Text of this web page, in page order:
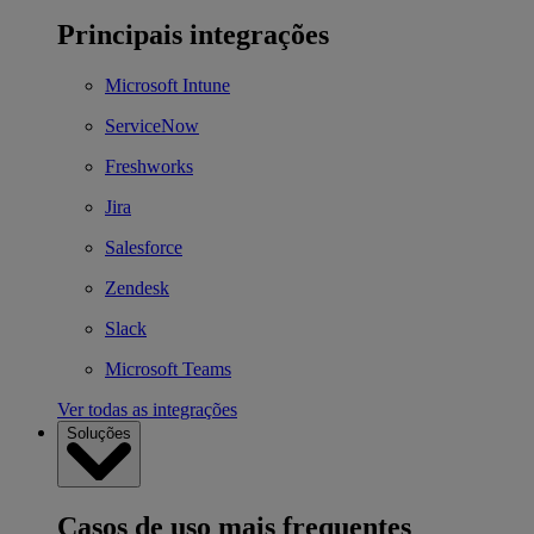
Principais integrações
Microsoft Intune
ServiceNow
Freshworks
Jira
Salesforce
Zendesk
Slack
Microsoft Teams
Ver todas as integrações
Soluções
Casos de uso mais frequentes